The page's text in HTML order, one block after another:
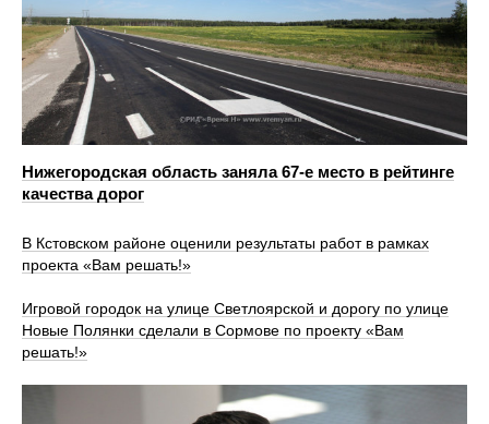
Нижегородская область заняла 67-е место в рейтинге
качества дорог
В Кстовском районе оценили результаты работ в рамках
проекта «Вам решать!»
Игровой городок на улице Светлоярской и дорогу по улице
Новые Полянки сделали в Сормове по проекту «Вам
решать!»